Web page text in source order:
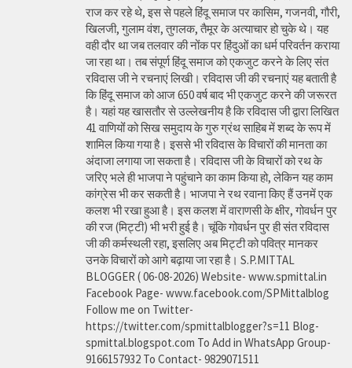
राज कर रहे थे, इस से पहले हिंदू समाज पर कासिम, गजनवी, गौरी,
खिलजी, गुलाम वंश, तुगलक, तैमूर के अत्याचार हो चुके थे। यह
वही दौर था जब तलवार की नोंक पर हिंदुओं का धर्म परिवर्तन कराया
जा रहा था। तब संपूर्ण हिंदू समाज को एकजुट करने के लिए संत
रविदास जी ने रचनाएं लिखी। रविदास जी की रचनाएं यह बताती है
कि हिंदू समाज को आज 650 वर्ष बाद भी एकजुट करने की जरूरत
है। यहां यह खासतौर से उल्लेखनीय है कि रविदास जी द्वारा लिखित
41 वाणियोंं को सिख समुदाय के गुरु ग्रंथ साहिब में शब्द के रूप में
शामिल किया गया है। इससे भी रविदास के विचारों की मानता का
अंदाजा लगाया जा सकता है। रविदास जी के विचारों को रथ के
जरिए भले ही भाजपा ने पहुंचाने का काम किया हो, लेकिन यह काम
कांग्रेस भी कर सकती है। भाजपा ने रथ रवाना किए हैं उनमें एक
कलश भी रखा हुआ है। इस कलश में वाराणसी के क्षीर, गोवर्धन पुर
की रज (मिट्टी) भी भरी हुई है। चूंकि गोवर्धन पुर ही संत रविदास
जी की कर्मस्थली रहा, इसलिए अब मिट्टी को पवित्र मानकर
उनके विचारों को आगे बढ़ाया जा रहा है। S.P.MITTAL
BLOGGER ( 06-08-2026) Website- www.spmittal.in
Facebook Page- www.facebook.com/SPMittalblog
Follow me on Twitter-
https://twitter.com/spmittalblogger?s=11 Blog-
spmittal.blogspot.com To Add in WhatsApp Group-
9166157932 To Contact- 9829071511